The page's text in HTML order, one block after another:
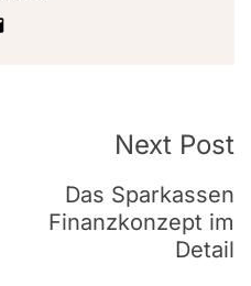
Next Post
Das Sparkassen
Finanzkonzept im
Detail